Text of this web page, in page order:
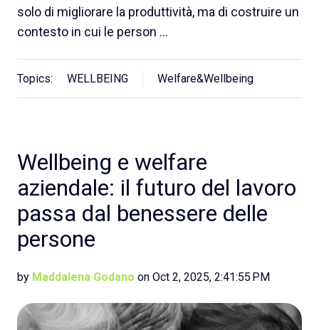
solo di migliorare la produttività, ma di costruire un
contesto in cui le person …
Topics: WELLBEING Welfare&Wellbeing
Wellbeing e welfare
aziendale: il futuro del lavoro
passa dal benessere delle
persone
by Maddalena Godano on Oct 2, 2025, 2:41:55 PM